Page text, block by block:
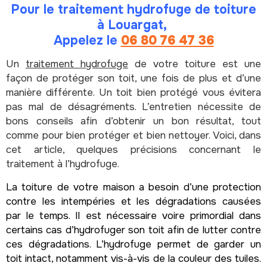
Pour le traitement hydrofuge de toiture
à Louargat,
Appelez le 06 80 76 47 36
Un traitement hydrofuge de votre toiture est une
façon de protéger son toit, une fois de plus et d’une
manière différente. Un toit bien protégé vous évitera
pas mal de désagréments. L’entretien nécessite de
bons conseils afin d’obtenir un bon résultat, tout
comme pour bien protéger et bien nettoyer. Voici, dans
cet article, quelques précisions concernant le
traitement à l’hydrofuge.
La toiture de votre maison a besoin d’une protection
contre les intempéries et les dégradations causées
par le temps. Il est nécessaire voire primordial dans
certains cas d’hydrofuger son toit afin de lutter contre
ces dégradations. L’hydrofuge permet de garder un
toit intact, notamment vis-à-vis de la couleur des tuiles.